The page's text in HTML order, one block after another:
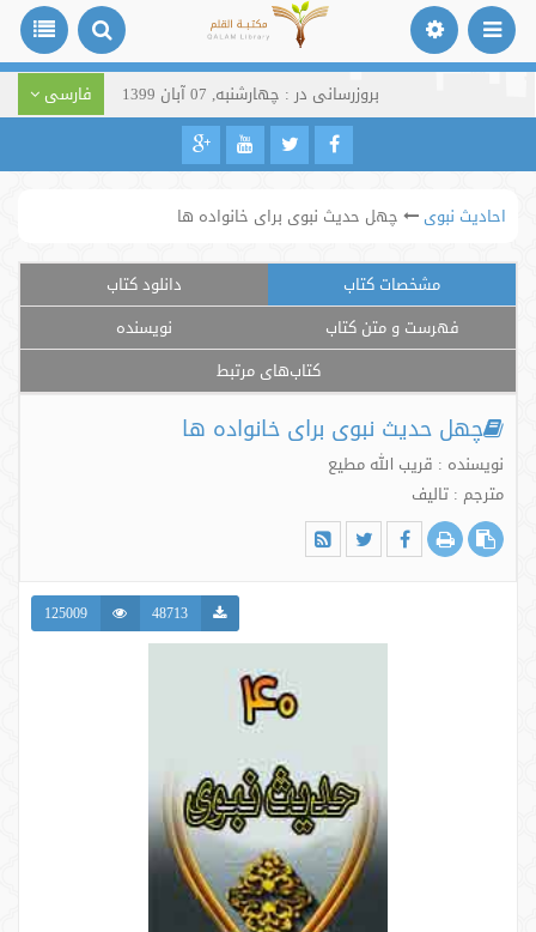
بروزرسانی در : چهارشنبه, 07 آبان 1399 فارسی
احادیث نبوی چهل حدیث نبوی برای خانواده ها
مشخصات کتاب
دانلود کتاب
فهرست و متن کتاب
نویسنده
کتاب‌های مرتبط
چهل حدیث نبوی برای خانواده ها
نویسنده : قریب الله مطیع
مترجم : تالیف
48713
125009